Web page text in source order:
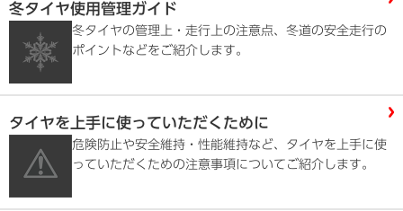
冬タイヤ使用管理ガイド
冬タイヤの管理上・走行上の注意点、冬道の安全走行の
ポイントなどをご紹介します。
タイヤを上手に使っていただくために
危険防止や安全維持・性能維持など、タイヤを上手に使
っていただくための注意事項についてご紹介します。